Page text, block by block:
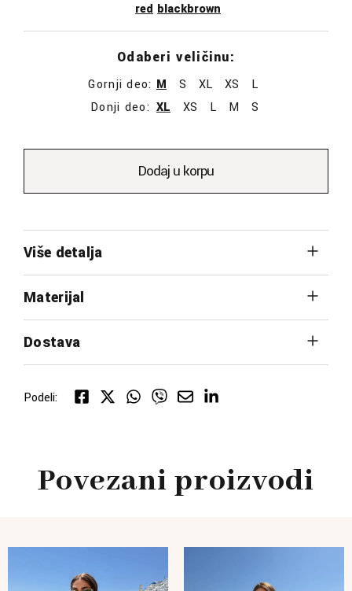
red blackbrown
Odaberi veličinu:
Gornji deo: M S XL XS
L
Donji deo: XL XS L M S
Dodaj u korpu
Više detalja
Materijal
Dostava
Podeli:
Povezani proizvodi